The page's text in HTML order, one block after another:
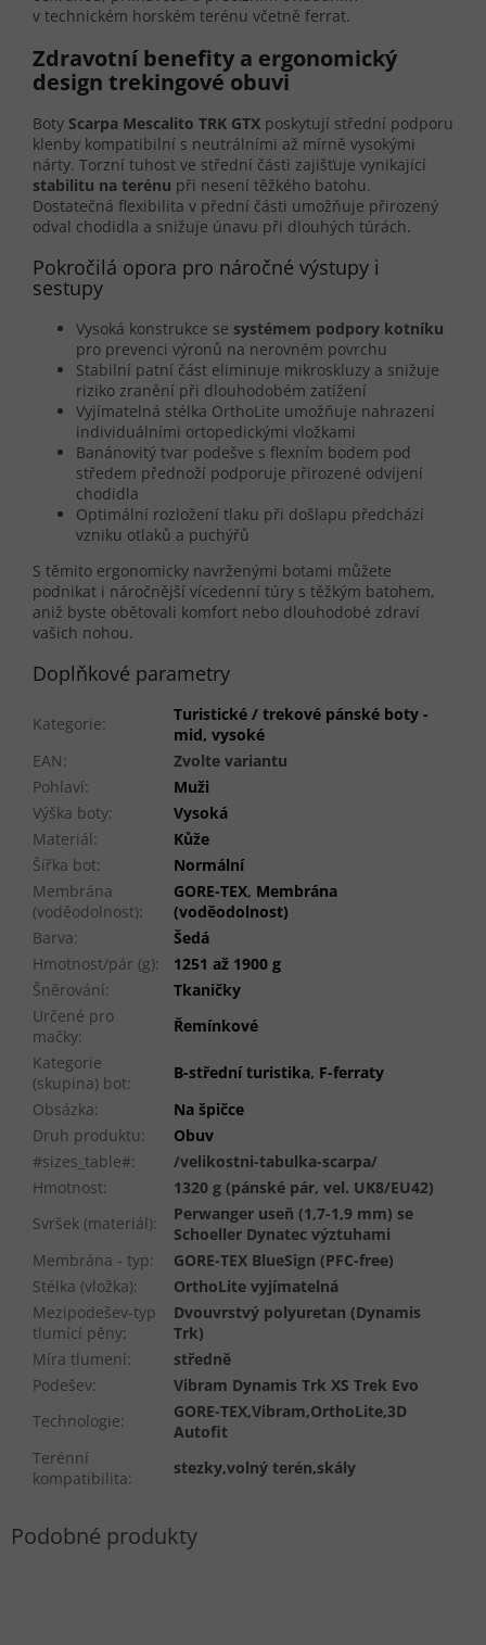
v technickém horském terénu včetně ferrat.
Zdravotní benefity a ergonomický
design trekingové obuvi
Boty Scarpa Mescalito TRK GTX poskytují střední podporu
klenby kompatibilní s neutrálními až mírně vysokými
nárty. Torzní tuhost ve střední části zajišťuje vynikající
stabilitu na terénu při nesení těžkého batohu.
Dostatečná flexibilita v přední části umožňuje přirozený
odval chodidla a snižuje únavu při dlouhých túrách.
Pokročilá opora pro náročné výstupy i
sestupy
Vysoká konstrukce se systémem podpory kotníku
pro prevenci výronů na nerovném povrchu
Stabilní patní část eliminuje mikroskluzy a snižuje
riziko zranění při dlouhodobém zatížení
Vyjímatelná stélka OrthoLite umožňuje nahrazení
individuálními ortopedickými vložkami
Banánovitý tvar podešve s flexním bodem pod
středem přednoží podporuje přirozené odvíjení
chodidla
Optimální rozložení tlaku při došlapu předchází
vzniku otlaků a puchýřů
S těmito ergonomicky navrženými botami můžete
podnikat i náročnější vícedenní túry s těžkým batohem,
aniž byste obětovali komfort nebo dlouhodobé zdraví
vašich nohou.
Doplňkové parametry
Kategorie:
Turistické / trekové pánské boty -
mid, vysoké
EAN:
Zvolte variantu
Pohlaví:
Muži
Výška boty:
Vysoká
Materiál:
Kůže
Šířka bot:
Normální
Membrána
(voděodolnost):
GORE-TEX, Membrána
(voděodolnost)
Barva:
Šedá
Hmotnost/pár (g):
1251 až 1900 g
Šněrování:
Tkaničky
Určené pro
mačky:
Řemínkové
Kategorie
(skupina) bot:
B-střední turistika, F-ferraty
Obsázka:
Na špičce
Druh produktu:
Obuv
#sizes_table#:
/velikostni-tabulka-scarpa/
Hmotnost:
1320 g (pánské pár, vel. UK8/EU42)
Svršek (materiál):
Perwanger useň (1,7-1,9 mm) se
Schoeller Dynatec výztuhami
Membrána - typ:
GORE-TEX BlueSign (PFC-free)
Stélka (vložka):
OrthoLite vyjímatelná
Mezipodešev-typ
tlumící pěny:
Dvouvrstvý polyuretan (Dynamis
Trk)
Míra tlumení:
středně
Podešev:
Vibram Dynamis Trk XS Trek Evo
Technologie:
GORE-TEX,Vibram,OrthoLite,3D
Autofit
Terénní
kompatibilita:
stezky,volný terén,skály